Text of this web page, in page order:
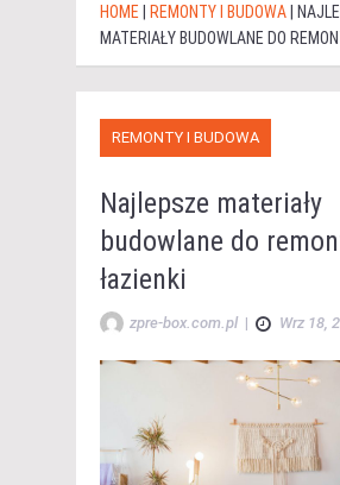
HOME REMONTY I BUDOWA
MATERIAŁY BUDOWLANE DO
REMONTY I BUDOWA
Najlepsze materiały
budowlane do
łazienki
zpre-box.com.pl | Wrz 18,